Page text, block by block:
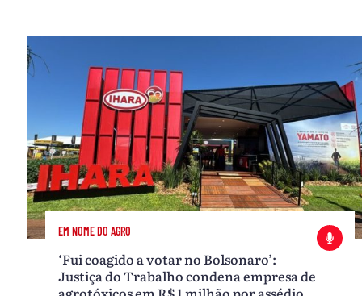
EM NOME DO AGRO
‘Fui coagido a votar no Bolsonaro’:
Justiça do Trabalho condena empresa de